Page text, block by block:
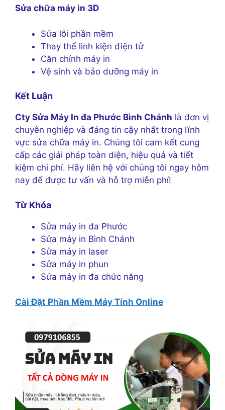
Sửa chữa máy in 3D
Sửa lỗi phần mềm
Thay thế linh kiện điện tử
Căn chỉnh máy in
Vệ sinh và bảo dưỡng máy in
Kết Luận
Cty Sửa Máy In đa Phước Bình Chánh là đơn vị
chuyên nghiệp và đáng tin cậy nhất trong lĩnh
vực sửa chữa máy in. Chúng tôi cam kết cung
cấp các giải pháp toàn diện, hiệu quả và tiết
kiệm chi phí. Hãy liên hệ với chúng tôi ngay hôm
nay để được tư vấn và hỗ trợ miễn phí!
Từ Khóa
Sửa máy in đa Phước
Sửa máy in Bình Chánh
Sửa máy in laser
Sửa máy in phun
Sửa máy in đa chức năng
Cài Đặt Phần Mềm Máy Tính Online